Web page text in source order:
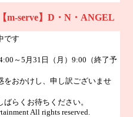
【m-serve】D・N・ANGEL
です
～5月31日（月）9:00（終了予
をおかけし、申し訳ございませ
らくお待ちください。
All rights reserved.